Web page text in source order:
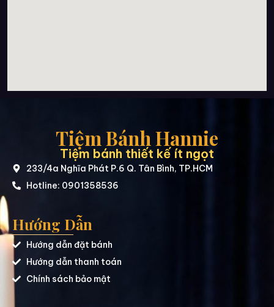
Tiệm Bánh Hannie
Tiệm bánh thiết kế ít ngọt
233/4a Nghĩa Phát P.6 Q. Tân Bình, TP.HCM
Hotline: 0901358536
Hướng Dẫn
Hướng dẫn đặt bánh
Hướng dẫn thanh toán
Chính sách bảo mật